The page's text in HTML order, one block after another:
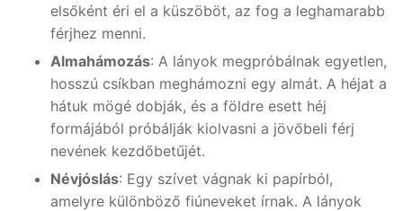
elsőként éri el a küszöböt, az fog a leghamarabb
férjhez menni.
Almahámozás: A lányok megpróbálnak egyetlen,
hosszú csíkban meghámozni egy almát. A héjat a
hátuk mögé dobják, és a földre esett héj
formájából próbálják kiolvasni a jövőbeli férj
nevének kezdőbetűjét.
Névjóslás: Egy szívet vágnak ki papírból,
amelyre különböző fiúneveket írnak. A lányok